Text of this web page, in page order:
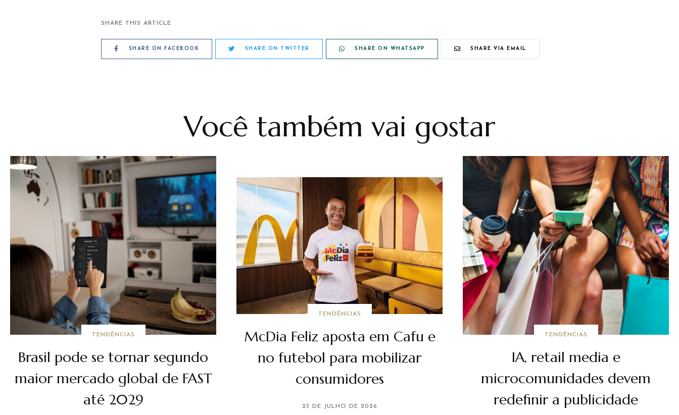
SHARE THIS ARTICLE
SHARE ON FACEBOOK SHARE ON TWITTER SHARE ON WHATSAPP SHARE VIA EMAIL
Você também vai gostar
TENDÊNCIAS
Brasil pode se tornar segundo
maior mercado global de FAST
até 2029
TENDÊNCIAS
McDia Feliz aposta em Cafu e
no futebol para mobilizar
consumidores
23 DE JULHO DE 2026
TENDÊNCIAS
IA, retail media e
microcomunidades devem
redefinir a publicidade